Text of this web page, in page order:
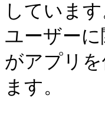
していま
ユーザー
がアプリ
ます。